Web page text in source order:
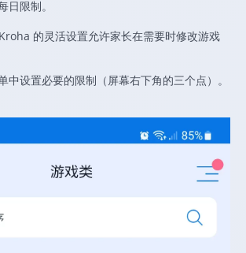
日限制。
的灵活设置允许家长在需要时修改游戏
中设置必要的限制（屏幕右下角的三个点）。